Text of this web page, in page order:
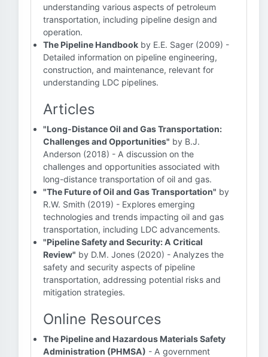
understanding various aspects of petroleum
transportation, including pipeline design and
operation.
The Pipeline Handbook by E.E. Sager (2009) -
Detailed information on pipeline engineering,
construction, and maintenance, relevant for
understanding LDC pipelines.
Articles
"Long-Distance Oil and Gas Transportation:
Challenges and Opportunities" by B.J.
Anderson (2018) - A discussion on the
challenges and opportunities associated with
long-distance transportation of oil and gas.
"The Future of Oil and Gas Transportation" by
R.W. Smith (2019) - Explores emerging
technologies and trends impacting oil and gas
transportation, including LDC advancements.
"Pipeline Safety and Security: A Critical
Review" by D.M. Jones (2020) - Analyzes the
safety and security aspects of pipeline
transportation, addressing potential risks and
mitigation strategies.
Online Resources
The Pipeline and Hazardous Materials Safety
Administration (PHMSA) - A government